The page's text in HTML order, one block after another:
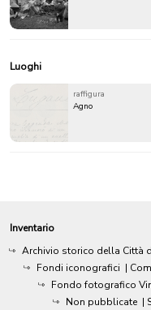
Luoghi
raffigura
Agno
Inventario
Archivio storico della Città
Fondi iconografici |
Fondo fotografico
Non pubblicate |